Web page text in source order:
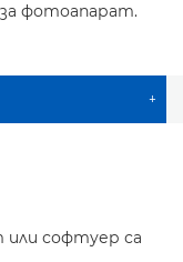
фотоапарат.
+
софтуер са